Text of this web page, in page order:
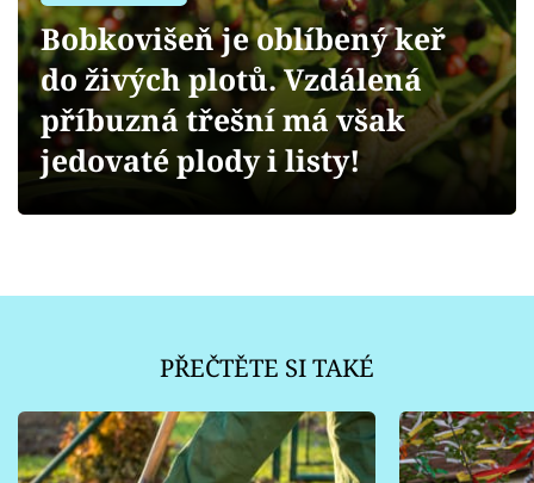
Přihlášení
Sledujte nás
Bobkovišeň je oblíbený keř
do živých plotů. Vzdálená
příbuzná třešní má však
jedovaté plody i listy!
PŘEČTĚTE SI TAKÉ